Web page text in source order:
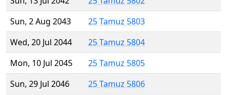
Sun, 2 Aug 2043
25 Tamuz 5803
Wed, 20 Jul 2044
25 Tamuz 5804
Mon, 10 Jul 2045
25 Tamuz 5805
Sun, 29 Jul 2046
25 Tamuz 5806